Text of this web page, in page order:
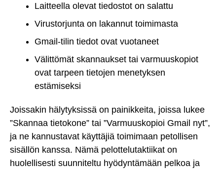
Laitteella olevat tiedostot on salattu
Virustorjunta on lakannut toimimasta
Gmail-tilin tiedot ovat vuotaneet
Välittömät skannaukset tai varmuuskopiot
ovat tarpeen tietojen menetyksen
estämiseksi
Joissakin hälytyksissä on painikkeita, joissa lukee
”Skannaa tietokone” tai ”Varmuuskopioi Gmail nyt”,
ja ne kannustavat käyttäjiä toimimaan petollisen
sisällön kanssa. Nämä pelottelutaktiikat on
huolellisesti suunniteltu hyödyntämään pelkoa ja